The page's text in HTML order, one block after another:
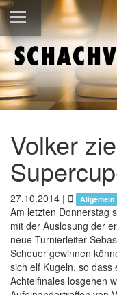
Volker
27.10.2014 | Allgemein
Am letzten Donnerstag
mit der Auslosung der
neue Turnierleiter
Scheuer gewinnen
sich elf Kugeln, so
Achtelfinales losgehen